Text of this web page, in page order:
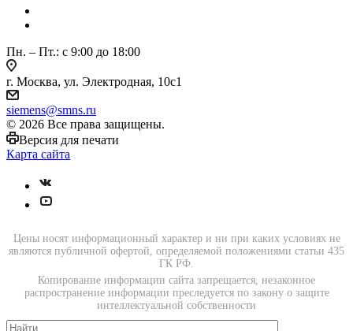
Пн. – Пт.: с 9:00 до 18:00
г. Москва, ул. Электродная, 10с1
siemens@smns.ru
© 2026 Все права защищены.
Версия для печати
Карта сайта
Цены носят информационный характер и ни при каких условиях не
являются публичной офертой, определяемой положениями статьи 435
ГК РФ.
Копирование информации сайта запрещается, незаконное
распространение информации преследуется по закону о защите
интеллектуальной собственности